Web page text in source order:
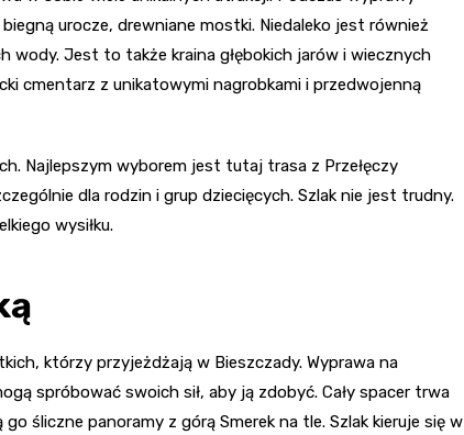
urocze, drewniane mostki. Niedaleko jest również
wody. Jest to także kraina głębokich jarów i wiecznych
cmentarz z unikatowymi nagrobkami i przedwojenną
Najlepszym wyborem jest tutaj trasa z Przełęczy
dla rodzin i grup dziecięcych. Szlak nie jest trudny.
wysiłku.
którzy przyjeżdżają w Bieszczady. Wyprawa na
spróbować swoich sił, aby ją zdobyć. Cały spacer trwa
śliczne panoramy z górą Smerek na tle. Szlak kieruje się w